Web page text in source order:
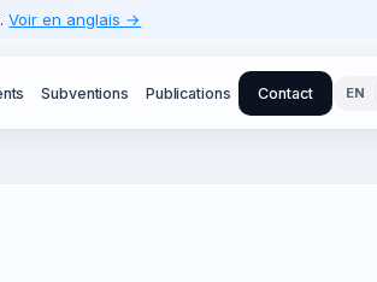
Voir en anglais →
EN
Subventions Publications Contact